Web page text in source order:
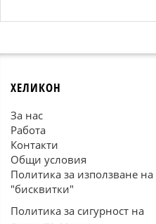
ХЕЛИКОН
За нас
Работа
Контакти
Общи условия
Политика за използване на
"бисквитки"
Политика за сигурност на